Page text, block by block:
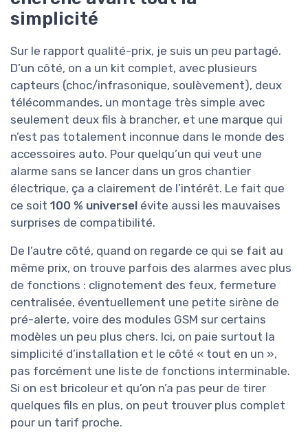
simplicité
Sur le rapport qualité-prix, je suis un peu partagé.
D’un côté, on a un kit complet, avec plusieurs
capteurs (choc/infrasonique, soulèvement), deux
télécommandes, un montage très simple avec
seulement deux fils à brancher, et une marque qui
n’est pas totalement inconnue dans le monde des
accessoires auto. Pour quelqu’un qui veut une
alarme sans se lancer dans un gros chantier
électrique, ça a clairement de l’intérêt. Le fait que
ce soit 100 % universel évite aussi les mauvaises
surprises de compatibilité.
De l’autre côté, quand on regarde ce qui se fait au
même prix, on trouve parfois des alarmes avec plus
de fonctions : clignotement des feux, fermeture
centralisée, éventuellement une petite sirène de
pré-alerte, voire des modules GSM sur certains
modèles un peu plus chers. Ici, on paie surtout la
simplicité d’installation et le côté « tout en un »,
pas forcément une liste de fonctions interminable.
Si on est bricoleur et qu’on n’a pas peur de tirer
quelques fils en plus, on peut trouver plus complet
pour un tarif proche.